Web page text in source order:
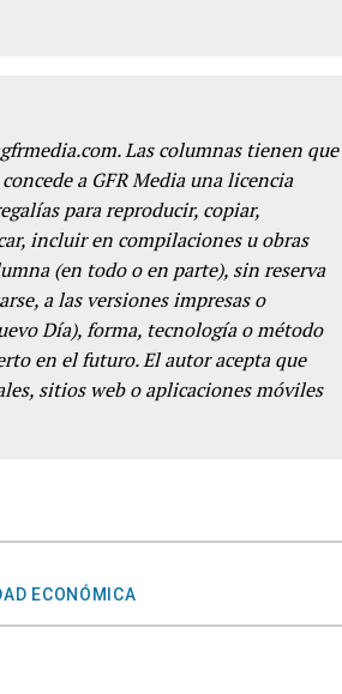
Las columnas tienen que
a GFR Media una licencia
para reproducir, copiar,
incluir en compilaciones u obras
(en todo o en parte), sin reserva
a las versiones impresas o
Día), forma, tecnología o método
en el futuro. El autor acepta que
sitios web o aplicaciones móviles
ECONÓMICA